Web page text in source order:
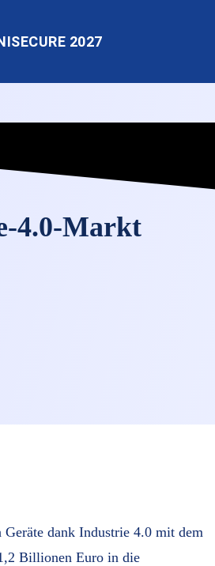
2027
4.0-Markt
dank Industrie 4.0 mit dem
Billionen Euro in die